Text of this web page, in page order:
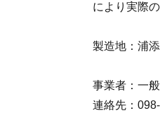
により実際
製造地：浦
事業者：一
連絡先：